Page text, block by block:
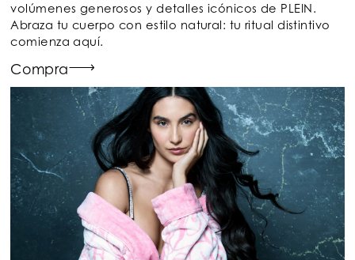
volúmenes generosos y detalles icónicos de PLEIN.
Abraza tu cuerpo con estilo natural: tu ritual distintivo
comienza aquí.
Compra